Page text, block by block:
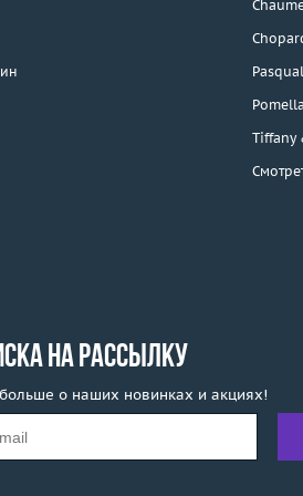
Tiffany
НА РАССЫЛКУ
о наших новинках и акциях!